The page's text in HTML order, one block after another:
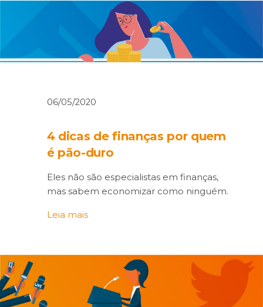
06/05/2020
4 dicas de finanças por quem
é pão-duro
Eles não são especialistas em finanças,
mas sabem economizar como ninguém.
Leia mais